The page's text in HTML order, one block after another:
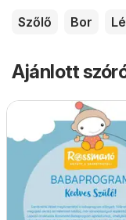
Szőlő Bor
Ajánlott